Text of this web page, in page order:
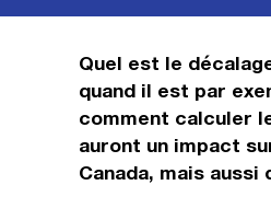
Quel est le
quand il est par
comment calculer
auront un impact
Canada, mais